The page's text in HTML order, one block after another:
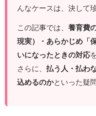
んなケースは、決して
この記事では、 養育費
現実）・あらかじめ「
いになったときの対応
さらに、 払う人・払わ
込めるのかといった疑